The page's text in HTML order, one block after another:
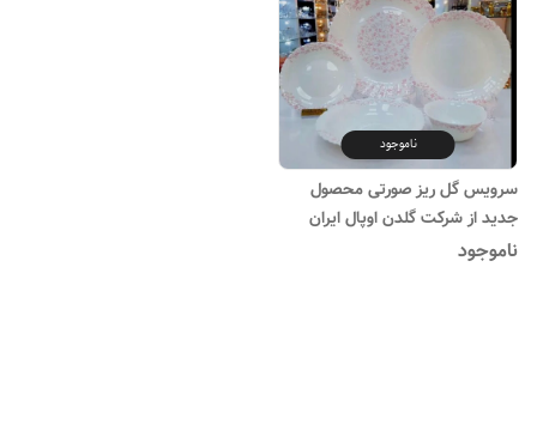
ناموجود
سرویس گل ریز صورتی محصول
جدید از شرکت گلدن اوپال ایران
ناموجود